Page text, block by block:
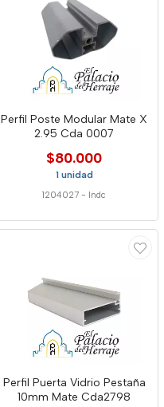
Perfil Poste Modular Mate X
2.95 Cda 0007
$80.000
1 unidad
1204027 - Indc
Perfil Puerta Vidrio Pestaña
10mm Mate Cda2798